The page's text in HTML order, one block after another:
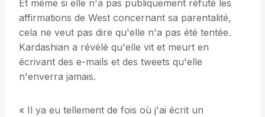
Et même si elle n'a pas publiquement réfuté les
affirmations de West concernant sa parentalité,
cela ne veut pas dire qu'elle n'a pas été tentée.
Kardashian a révélé qu'elle vit et meurt en
écrivant des e-mails et des tweets qu'elle
n'enverra jamais.
« Il ya eu tellement de fois où j'ai écrit un